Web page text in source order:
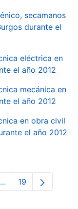
secamanos
durante el
eléctrica en
el año 2012
mecánica en
el año 2012
en obra civil
el año 2012
TAB to
...Intermediate Pages
Page
19